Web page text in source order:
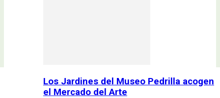
Los Jardines del Museo Pedrilla acogen
el Mercado del Arte